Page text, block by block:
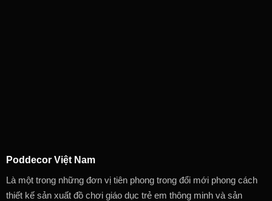
Poddecor Việt Nam
Là một trong những đơn vị tiên phong trong đổi mới phong cách
thiết kế sản xuất đồ chơi giáo dục trẻ em thông minh và sản